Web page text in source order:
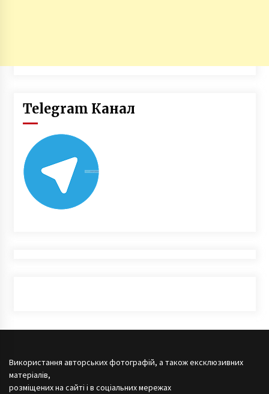
Telegram Канал
Використання авторських фотографій, а також ексклюзивних
матеріалів,
розміщених на сайті і в соціальних мережах